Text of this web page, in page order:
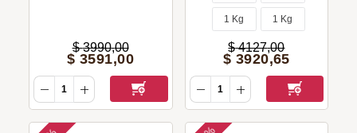
$ 3990,00
$ 3591,00
1 Kg 1 Kg
$ 4127,00
$ 3920,65